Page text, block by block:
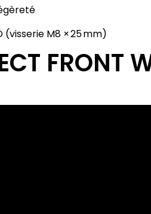
(visserie M8 × 25 mm)
FRONT